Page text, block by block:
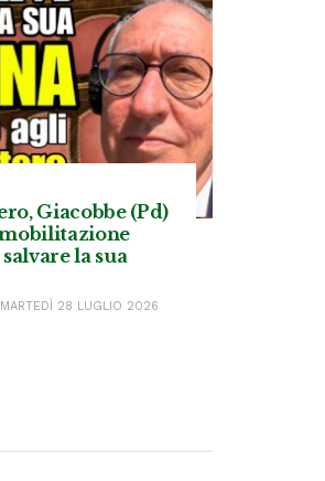
Giacobbe (Pd)
la sua
28 LUGLIO 2026